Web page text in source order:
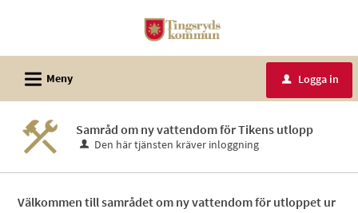
e-
tjänster
-
Tingsryds
kommun
L Meny u Logga in
Samråd om ny vattendom för Tikens utlopp
Den här tjänsten kräver inloggning
Välkommen till samrådet om ny vattendom för utloppet ur